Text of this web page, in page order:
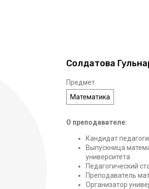
Солдатова
Предмет
Математика
О преподавателе:
Кандидат
Выпускница
университета
Педагогический
Преподаватель
Организатор